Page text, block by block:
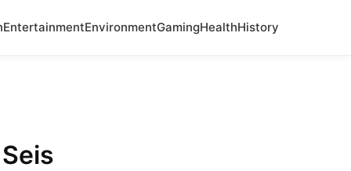
EntertainmentEnvironmentGamingHealthHistory